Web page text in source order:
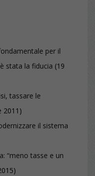
per il
stata la fiducia (19
tassare le
2011)
il sistema
“meno tasse e un